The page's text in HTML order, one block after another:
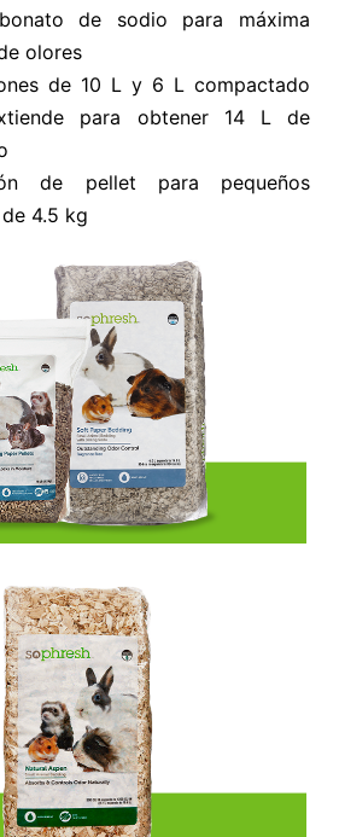
de sodio para máxima
olores
de 10 L y 6 L compactado
para obtener 14 L de
de pellet para pequeños
4.5 kg